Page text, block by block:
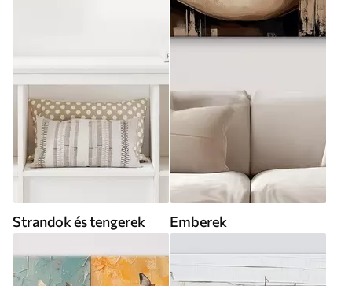
Strandok és tengerek Emberek